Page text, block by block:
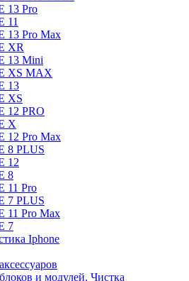
13 Pro
11
13 Pro Max
XR
13 Mini
XS MAX
13
XS
12 PRO
X
12 Pro Max
8 PLUS
12
8
11 Pro
7 PLUS
11 Pro Max
7
Iphone
и модулей. Чистка